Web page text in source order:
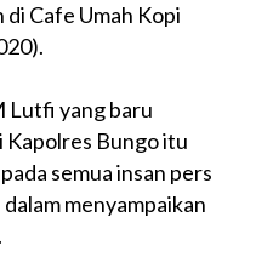
Cafe Umah Kopi
Lutfi yang baru
Kapolres Bungo itu
semua insan pers
menyampaikan